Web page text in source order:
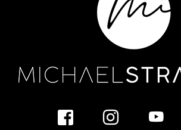
facebookinstagram